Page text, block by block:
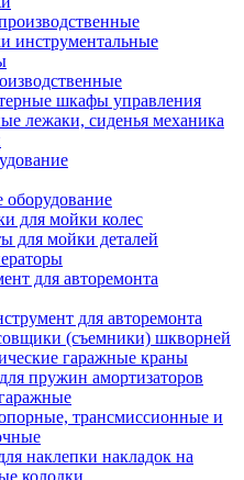
инструментальные
шкафы управления
лежаки, сиденья механика
для мойки колес
для мойки деталей
для авторемонта
для авторемонта
(съемники) шкворней
гаражные краны
пружин амортизаторов
трансмиссионные и
наклепки накладок на
колодки